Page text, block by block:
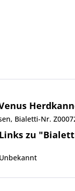
Bialetti-Nr.
zu